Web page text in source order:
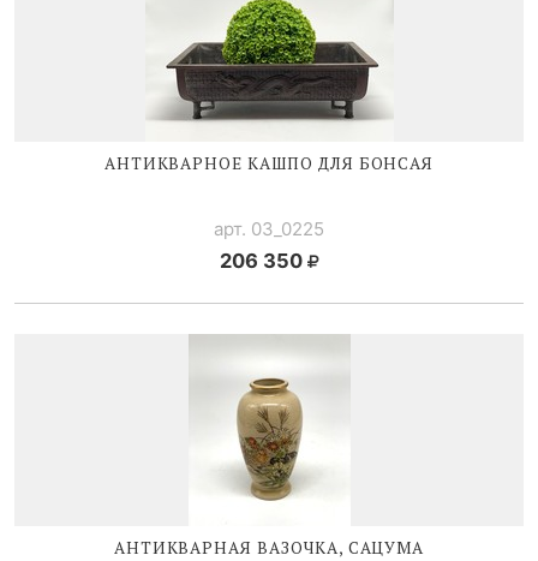
АНТИКВАРНОЕ КАШПО ДЛЯ БОНСАЯ
арт. 03_0225
206 350
АНТИКВАРНАЯ ВАЗОЧКА, САЦУМА